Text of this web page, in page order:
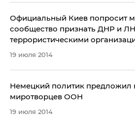
Официальный Киев попросит
сообщество признать ДНР и
террористическими
19 июля 2014
Немецкий политик предложил
миротворцев ООН
19 июля 2014